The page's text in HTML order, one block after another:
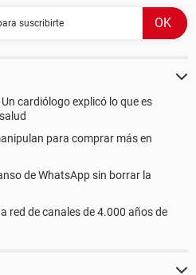
cardiólogo explicó lo que es
para comprar más en
de WhatsApp sin borrar la
red de canales de 4.000 años de